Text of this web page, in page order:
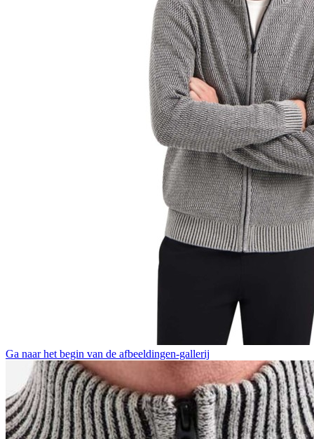
Ga naar het begin van de afbeeldingen-gallerij